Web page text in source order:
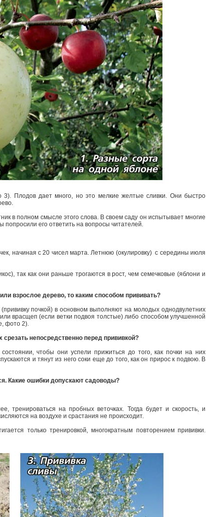
3). Плодов дает много, но это мелкие желтые сливки. Они быстро
в полном смысле этого слова. В своем саду он испытывает многие
попросили его ответить на вопросы читателей.
начиная с 20 чисел марта. Летнюю (окулировку) ­ с середины июля
так как они раньше трогаются в рост, чем семечковые (яблони и
взрослое дерево, то каким способом прививать?
почкой) в основном выполняют на молодых одно­двулетних
врасщеп (если ветки подвоя толстые) либо способом улучшенной
фото 2).
непосредственно перед прививкой?
чтобы они успели прижиться до того, как почки на них
и тянут из него соки еще до того, как он прирос к подвою. В
Какие ошибки допускают садоводы?
тренироваться на пробных веточках. Тогда будет и скорость, и
на воздухе и срастания не происходит.
только тренировкой, многократным повторением прививки.